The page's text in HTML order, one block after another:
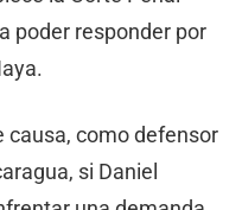
poder responder por
causa, como defensor
si Daniel